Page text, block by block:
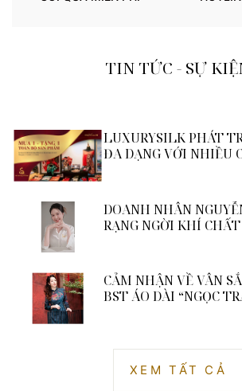
TIN TỨC - SỰ
LUXURYSILK PHÁT
ĐA DẠNG VỚI NHIỀU
DOANH NHÂN
RẠNG NGỜI KHÍ
CẢM NHẬN VỀ VÂN
BST ÁO DÀI “NGỌC
XEM TẤT CẢ